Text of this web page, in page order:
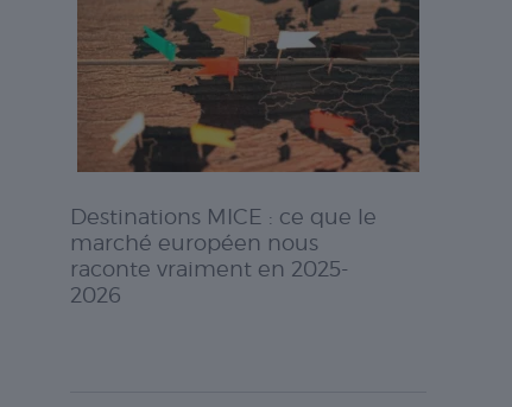
Destinations MICE : ce que le
marché européen nous
raconte vraiment en 2025-
2026